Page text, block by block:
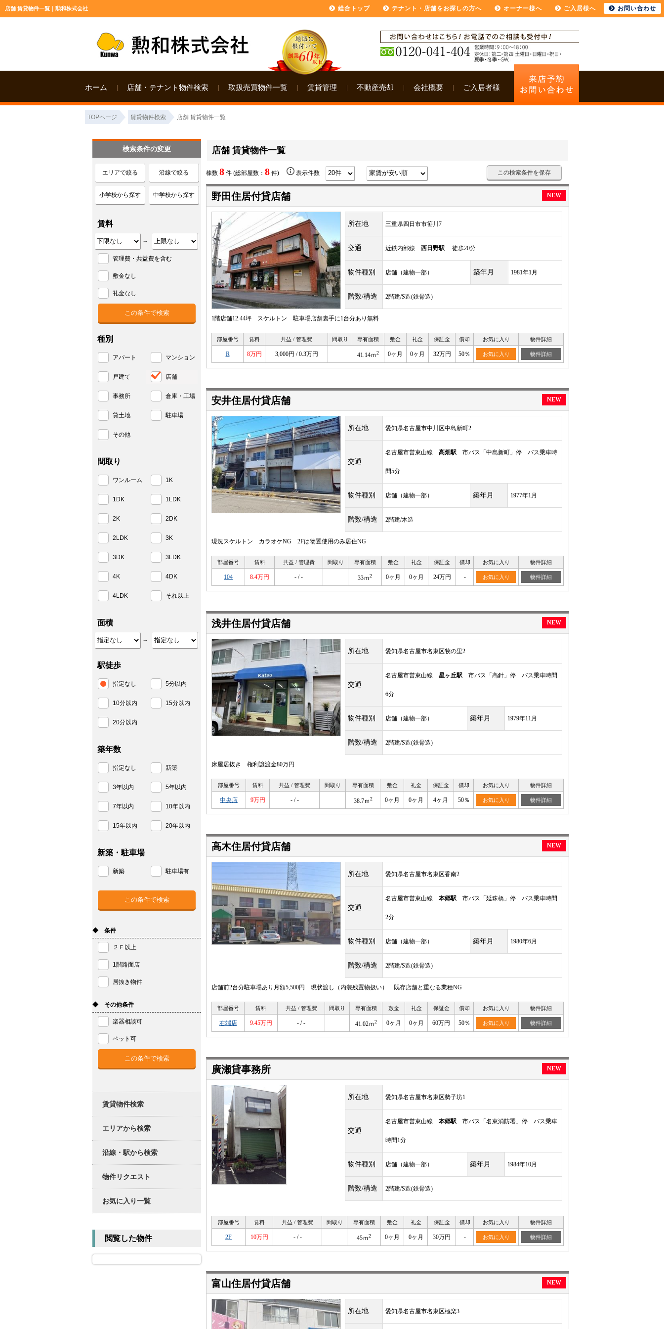
店舗 賃貸物件一覧｜勲和株式会社
ホーム 店舗・テナント物件検索 取扱売買物件一覧 賃貸管理 不動産売却 会社概要 ご入居者様
TOPページ 賃貸物件検索 店舗 賃貸物件一覧
店舗 賃貸物件一覧
棟数 8 件 (総部屋数： 8 件) 表示件数 この検索条件を保存
野田住居付貸店舗 NEW
所在地 三重県四日市市笹川7
交通 近鉄内部線 西日野駅 徒歩20分
物件種別 店舗（建物一部） 築年月 1981年1月
階数/構造 2階建/S造(鉄骨造)
1階店舗12.44坪 スケルトン 駐車場店舗裏手に1台分あり無料
部屋番号 賃料 共益 / 管理費 間取り 専有面積 敷金 礼金 保証金 償却 お気に入り 物件詳細
R 8万円 3,000円 / 0.3万円 41.14ｍ2 0ヶ月 0ヶ月 32万円 50％ お気に入り 物件詳細
安井住居付貸店舗 NEW
所在地 愛知県名古屋市中川区中島新町2
交通
名古屋市営東山線 高畑駅 市バス「中島新町」停 バス乗車時
間5分
物件種別 店舗（建物一部） 築年月 1977年1月
階数/構造 2階建/木造
現況スケルトン カラオケNG 2Fは物置使用のみ居住NG
部屋番号 賃料 共益 / 管理費 間取り 専有面積 敷金 礼金 保証金 償却 お気に入り 物件詳細
104 8.4万円 - / - 33ｍ2 0ヶ月 0ヶ月 24万円 - お気に入り 物件詳細
浅井住居付貸店舗 NEW
所在地 愛知県名古屋市名東区牧の里2
交通
名古屋市営東山線 星ヶ丘駅 市バス「高針」停 バス乗車時間
6分
物件種別 店舗（建物一部） 築年月 1979年11月
階数/構造 2階建/S造(鉄骨造)
床屋居抜き 権利譲渡金80万円
部屋番号 賃料 共益 / 管理費 間取り 専有面積 敷金 礼金 保証金 償却 お気に入り 物件詳細
中央店 9万円 - / - 38.7ｍ2 0ヶ月 0ヶ月 4ヶ月 50％ お気に入り 物件詳細
高木住居付貸店舗 NEW
所在地 愛知県名古屋市名東区香南2
交通
名古屋市営東山線 本郷駅 市バス「延珠橋」停 バス乗車時間
2分
物件種別 店舗（建物一部） 築年月 1980年6月
階数/構造 2階建/S造(鉄骨造)
店舗前2台分駐車場あり月額5,500円 現状渡し（内装残置物扱い） 既存店舗と重なる業種NG
部屋番号 賃料 共益 / 管理費 間取り 専有面積 敷金 礼金 保証金 償却 お気に入り 物件詳細
右端店 9.45万円 - / - 41.02ｍ2 0ヶ月 0ヶ月 60万円 50％ お気に入り 物件詳細
廣瀬貸事務所 NEW
所在地 愛知県名古屋市名東区勢子坊1
交通
名古屋市営東山線 本郷駅 市バス「名東消防署」停 バス乗車
時間1分
物件種別 店舗（建物一部） 築年月 1984年10月
階数/構造 2階建/S造(鉄骨造)
部屋番号 賃料 共益 / 管理費 間取り 専有面積 敷金 礼金 保証金 償却 お気に入り 物件詳細
2F 10万円 - / - 45ｍ2 0ヶ月 0ヶ月 30万円 - お気に入り 物件詳細
富山住居付貸店舗 NEW
所在地 愛知県名古屋市名東区極楽3
検索条件の変更
エリアで絞る 沿線で絞る
小学校から探す 中学校から探す
賃料
～
管理費・共益費を含む
敷金なし
礼金なし
種別
アパート マンション
戸建て 店舗
事務所 倉庫・工場
貸土地 駐車場
その他
間取り
ワンルーム 1K
1DK 1LDK
2K 2DK
2LDK 3K
3DK 3LDK
4K 4DK
4LDK それ以上
面積
～
駅徒歩
指定なし 5分以内
10分以内 15分以内
20分以内
築年数
指定なし 新築
3年以内 5年以内
7年以内 10年以内
15年以内 20年以内
新築・駐車場
新築 駐車場有
◆ 条件
２Ｆ以上
1階路面店
居抜き物件
◆ その他条件
楽器相談可
ペット可
賃貸物件検索
エリアから検索
沿線・駅から検索
物件リクエスト
お気に入り一覧
閲覧した物件
総合トップ テナント・店舗をお探しの方へ オーナー様へ ご入居様へ お問い合わせ